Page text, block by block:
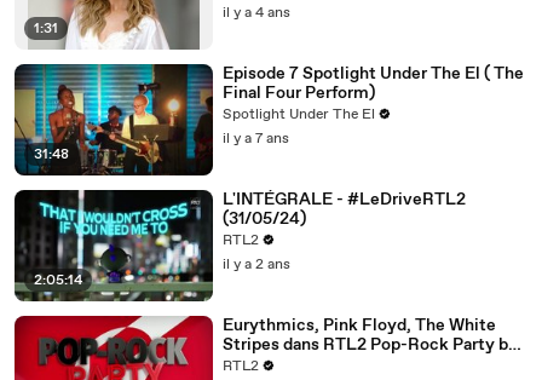
1:31
il y a 4 ans
31:48
Episode 7 Spotlight Under The El ( The
Final Four Perform)
Spotlight Under The El
il y a 7 ans
2:05:14
L'INTÉGRALE - #LeDriveRTL2
(31/05/24)
RTL2
il y a 2 ans
Eurythmics, Pink Floyd, The White
Stripes dans RTL2 Pop-Rock Party by
David Stepanoff (15/01/21)
RTL2